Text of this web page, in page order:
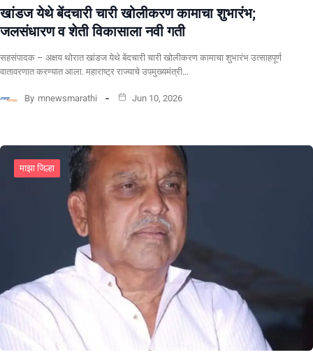
खांडज येथे बेंदचारी चारी खोलीकरण कामाचा शुभारंभ;
जलसंधारण व शेती विकासाला नवी गती
सहसंपादक – अक्षय थोरात खांडज येथे बेंदचारी चारी खोलीकरण कामाचा शुभारंभ उत्साहपूर्ण
वातावरणात करण्यात आला. महाराष्ट्र राज्याचे उपमुख्यमंत्री…
By mnewsmarathi Jun 10, 2026
माझा जिल्हा